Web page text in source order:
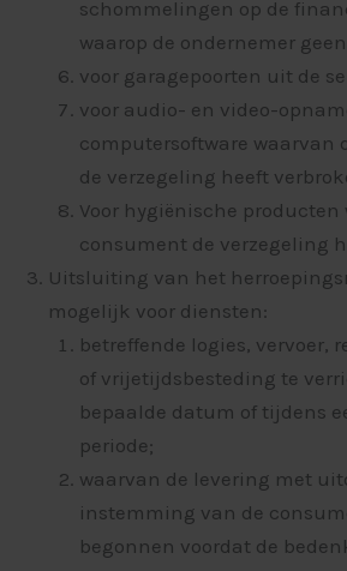
schommelingen op de
waarop de ondernemer
voor garagepoorten uit de
voor audio- en video-
computersoftware waarvan
de verzegeling heeft
Voor hygiënische producten
consument de verzegeling
Uitsluiting van het
mogelijk voor diensten:
betreffende logies, vervoer,
of vrijetijdsbesteding te
bepaalde datum of tijdens
periode;
waarvan de levering met
instemming van de
begonnen voordat de